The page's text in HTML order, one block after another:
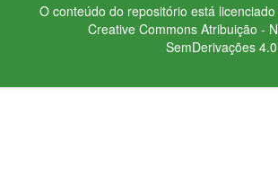
O conteúdo do repositório está
Creative CommonsAtribuição -
SemDerivações